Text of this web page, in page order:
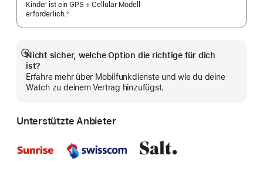
Kinder ist ein GPS + Cellular Modell
erforderlich.◊
Nicht sicher, welche Option die richtige für dich
ist?
Erfahre mehr über Mobilfunkdienste und wie du deine
Watch zu deinem Vertrag hinzufügst.
Mehr
anzeigen
Unterstützte Anbieter